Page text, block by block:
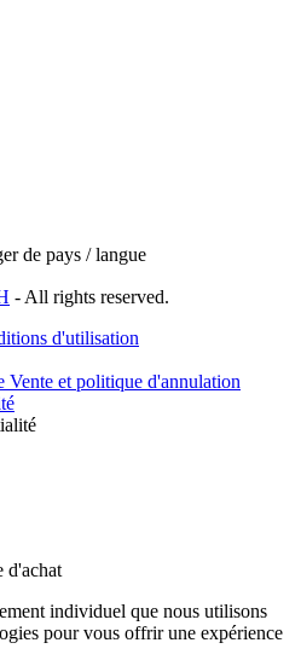
de pays / langue
- All rights reserved.
d'utilisation
Vente et politique d'annulation
d'achat
individuel que nous utilisons
pour vous offrir une expérience